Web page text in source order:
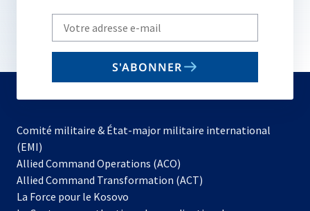
Write
your
email
S'ABONNER
Comité militaire & État-major militaire international
(EMI)
Allied Command Operations (ACO)
dans
Allied Command Transformation (ACT)
La Force pour le Kosovo